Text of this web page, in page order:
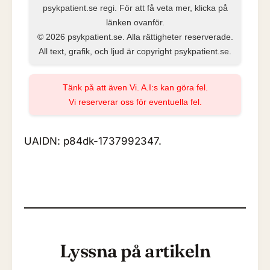
psykpatient.se regi. För att få veta mer, klicka på
länken ovanför.
© 2026 psykpatient.se. Alla rättigheter reserverade.
All text, grafik, och ljud är copyright psykpatient.se.
Tänk på att även Vi. A.I:s kan göra fel.
Vi reserverar oss för eventuella fel.
UAIDN: p84dk-1737992347.
Lyssna på artikeln